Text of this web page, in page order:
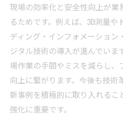
現場の効率化と安全性向上が業
るためです。例えば、3D測量や
ディング・インフォメーション
ジタル技術の導入が進んでいま
場作業の手間やミスを減らし
向上に繋がります。今後も技術
新事例を積極的に取り入れる
強化に重要です。